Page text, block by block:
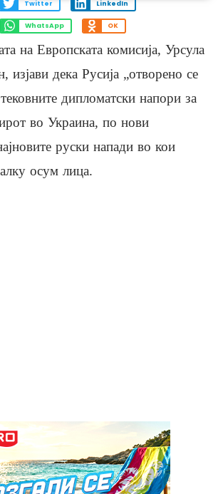
Twitter LinkedIn
WhatsApp OK
на Европската комисија, Урсула
изјави дека Русија „отворено се
дипломатски напори за
во Украина, по нови
руски напади во кои
осум лица.